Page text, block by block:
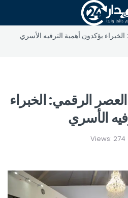
يؤكدون أهمية الترفيه الأسري
الرقمي: الخبراء
الأسري
Views: 274